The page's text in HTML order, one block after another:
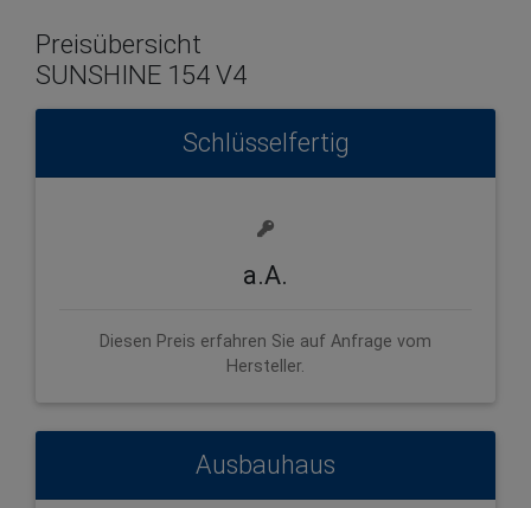
Preisübersicht
SUNSHINE 154 V4
Schlüsselfertig
a.A.
Diesen Preis erfahren Sie auf Anfrage vom
Hersteller.
Ausbauhaus